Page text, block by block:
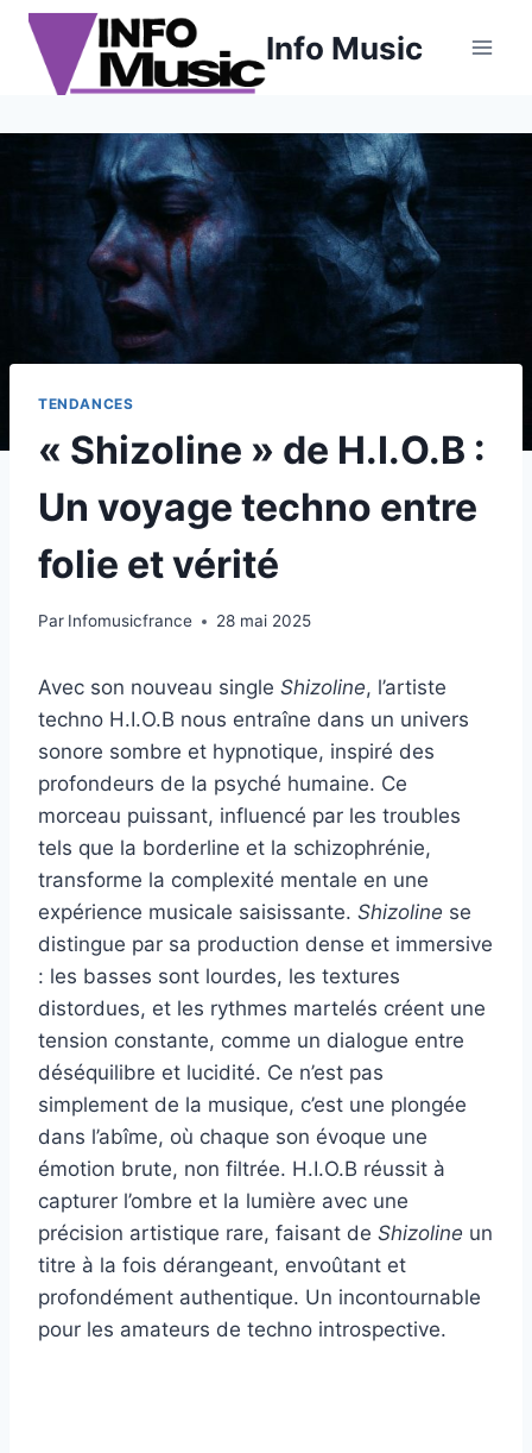
Aller
contenu
Info Music
TENDANCES
« Shizoline » de H.I.O.B :
Un voyage techno entre
folie et vérité
Par Infomusicfrance 28 mai 2025
Avec son nouveau single Shizoline, l’artiste
techno H.I.O.B nous entraîne dans un univers
sonore sombre et hypnotique, inspiré des
profondeurs de la psyché humaine. Ce
morceau puissant, influencé par les troubles
tels que la borderline et la schizophrénie,
transforme la complexité mentale en une
expérience musicale saisissante. Shizoline se
distingue par sa production dense et immersive
: les basses sont lourdes, les textures
distordues, et les rythmes martelés créent une
tension constante, comme un dialogue entre
déséquilibre et lucidité. Ce n’est pas
simplement de la musique, c’est une plongée
dans l’abîme, où chaque son évoque une
émotion brute, non filtrée. H.I.O.B réussit à
capturer l’ombre et la lumière avec une
précision artistique rare, faisant de Shizoline un
titre à la fois dérangeant, envoûtant et
profondément authentique. Un incontournable
pour les amateurs de techno introspective.